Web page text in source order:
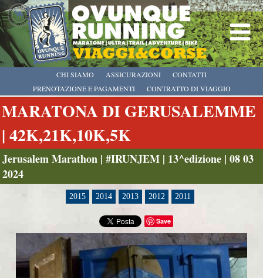
CHI SIAMO
PRENOTAZIONE E PAGAMENTI
CONTRATTO DI VIAGGIO
ASSICURAZIONI CONTATTI
MARATONA DI GERUSALEMME
| 42K,21K,10K,5K
Jerusalem Marathon | #IRUNJEM | 13^edizione | 08 03
2024
2015 2014 2013 2012 2011
Save